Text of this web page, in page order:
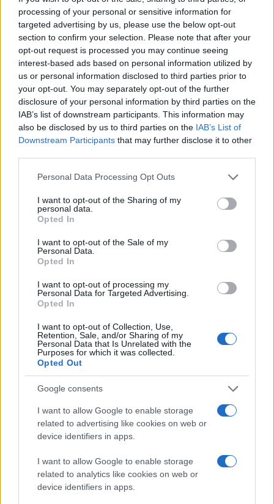
processing of your personal or sensitive information for
targeted advertising by us, please use the below opt-out
section to confirm your selection. Please note that after your
opt-out request is processed you may continue seeing
interest-based ads based on personal information utilized by
us or personal information disclosed to third parties prior to
your opt-out. You may separately opt-out of the further
disclosure of your personal information by third parties on the
IAB’s list of downstream participants. This information may
also be disclosed by us to third parties on the IAB’s List of
Downstream Participants that may further disclose it to other
Please note that this website/app uses one or more Google
not limited to your visit or usage behaviour. You may click to
grant or deny consent to Google and its third-party tags to
use your data for below specified purposes in below Google
consent section.
Personal Data Processing Opt Outs
I want to opt-out of the Sharing of my
personal data.
Opted In
I want to opt-out of the Sale of my
Personal Data.
Opted In
I want to opt-out of processing my
Personal Data for Targeted Advertising.
Opted In
I want to opt-out of Collection, Use,
Retention, Sale, and/or Sharing of my
Personal Data that Is Unrelated with the
Purposes for which it was collected.
Opted Out
Google consents
I want to allow Google to enable storage
related to advertising like cookies on web or
device identifiers in apps.
I want to allow Google to enable storage
related to analytics like cookies on web or
device identifiers in apps.
Διαβάστε περισσότερα
Τρίτη 02 Ιου 2026, 22:40